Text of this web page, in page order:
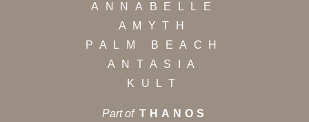
ANNABELLE
AMYTH
PALM BEACH
ANTASIA
KULT
Part of THANOS